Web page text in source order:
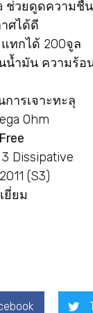
ช่วยดูดความชื้น
ศได้ดี
ทกได้ 200จูล
น้ำมัน ความร้อ
ารเจาะทะลุ
Ohm
Dissipative
(S3)
ยี่ยม